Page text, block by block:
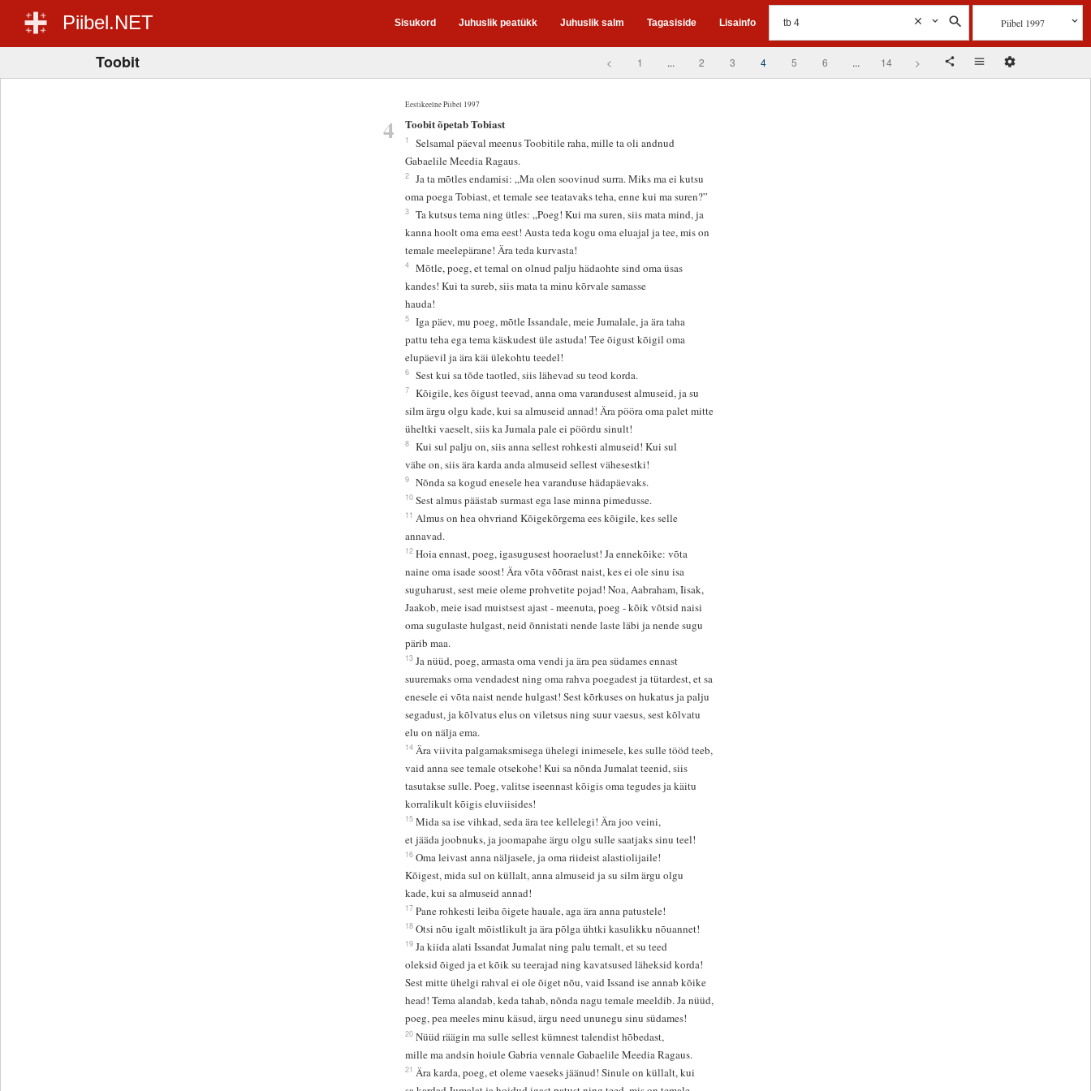
Piibel.NET Sisukord Juhuslik peatükk Juhuslik salm Tagasiside Lisainfo Piibel 1997
Toobit < 1 ... 2 3 4 5 6 ... 14 >
Eestikeelne Piibel 1997
4 Toobit õpetab Tobiast
1
Selsamal päeval meenus Toobitile raha, mille ta oli andnud
Gabaelile Meedia Ragaus.
2 Ja ta mõtles endamisi: „Ma olen soovinud surra. Miks ma ei kutsu
oma poega Tobiast, et temale see teatavaks teha, enne kui ma suren?”
3 Ta kutsus tema ning ütles: „Poeg! Kui ma suren, siis mata mind, ja
kanna hoolt oma ema eest! Austa teda kogu oma eluajal ja tee, mis on
temale meelepärane! Ära teda kurvasta!
4 Mõtle, poeg, et temal on olnud palju hädaohte sind oma üsas
kandes! Kui ta sureb, siis mata ta minu kõrvale samasse
hauda!
5 Iga päev, mu poeg, mõtle Issandale, meie Jumalale, ja ära taha
pattu teha ega tema käskudest üle astuda! Tee õigust kõigil oma
elupäevil ja ära käi ülekohtu teedel!
6 Sest kui sa tõde taotled, siis lähevad su teod korda.
7 Kõigile, kes õigust teevad, anna oma varandusest almuseid, ja su
silm ärgu olgu kade, kui sa almuseid annad! Ära pööra oma palet mitte
üheltki vaeselt, siis ka Jumala pale ei pöördu sinult!
8 Kui sul palju on, siis anna sellest rohkesti almuseid! Kui sul
vähe on, siis ära karda anda almuseid sellest vähesestki!
9 Nõnda sa kogud enesele hea varanduse hädapäevaks.
10 Sest almus päästab surmast ega lase minna pimedusse.
11 Almus on hea ohvriand Kõigekõrgema ees kõigile, kes selle
annavad.
12 Hoia ennast, poeg, igasugusest hooraelust! Ja ennekõike: võta
naine oma isade soost! Ära võta võõrast naist, kes ei ole sinu isa
suguharust, sest meie oleme prohvetite pojad! Noa, Aabraham, Iisak,
Jaakob, meie isad muistsest ajast - meenuta, poeg - kõik võtsid naisi
oma sugulaste hulgast, neid õnnistati nende laste läbi ja nende sugu
pärib maa.
13 Ja nüüd, poeg, armasta oma vendi ja ära pea südames ennast
suuremaks oma vendadest ning oma rahva poegadest ja tütardest, et sa
enesele ei võta naist nende hulgast! Sest kõrkuses on hukatus ja palju
segadust, ja kõlvatus elus on viletsus ning suur vaesus, sest kõlvatu
elu on nälja ema.
14 Ära viivita palgamaksmisega ühelegi inimesele, kes sulle tööd teeb,
vaid anna see temale otsekohe! Kui sa nõnda Jumalat teenid, siis
tasutakse sulle. Poeg, valitse iseennast kõigis oma tegudes ja käitu
korralikult kõigis eluviisides!
15 Mida sa ise vihkad, seda ära tee kellelegi! Ära joo veini,
et jääda joobnuks, ja joomapahe ärgu olgu sulle saatjaks sinu teel!
16 Oma leivast anna näljasele, ja oma riideist alastiolijaile!
Kõigest, mida sul on küllalt, anna almuseid ja su silm ärgu olgu
kade, kui sa almuseid annad!
17 Pane rohkesti leiba õigete hauale, aga ära anna patustele!
18 Otsi nõu igalt mõistlikult ja ära põlga ühtki kasulikku nõuannet!
19 Ja kiida alati Issandat Jumalat ning palu temalt, et su teed
oleksid õiged ja et kõik su teerajad ning kavatsused läheksid korda!
Sest mitte ühelgi rahval ei ole õiget nõu, vaid Issand ise annab kõike
head! Tema alandab, keda tahab, nõnda nagu temale meeldib. Ja nüüd,
poeg, pea meeles minu käsud, ärgu need ununegu sinu südames!
20 Nüüd räägin ma sulle sellest kümnest talendist hõbedast,
mille ma andsin hoiule Gabria vennale Gabaelile Meedia Ragaus.
21 Ära karda, poeg, et oleme vaeseks jäänud! Sinule on küllalt, kui